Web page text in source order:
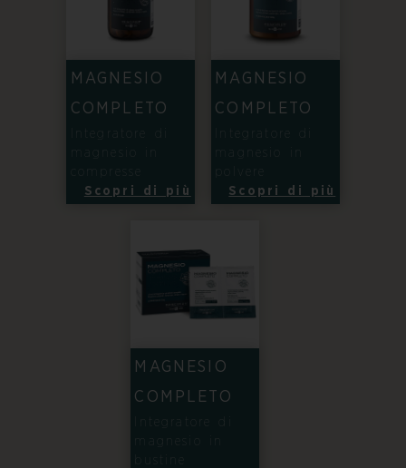
MAGNESIO
COMPLETO
Scopri di più
MAGNESIO
COMPLETO
Scopri di più
MAGNESIO
COMPLETO